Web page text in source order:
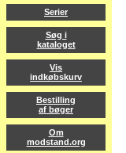
Serier
Søg i
kataloget
Vis
indkøbskurv
Bestilling
af bøger
Om
modstand.org